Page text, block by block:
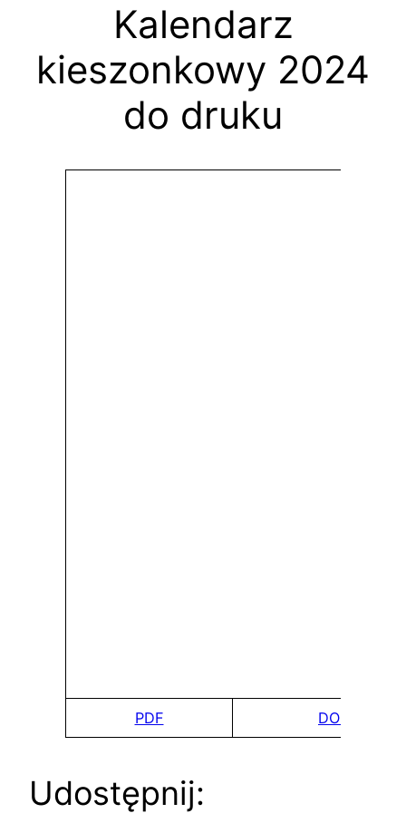
Kalendarz
kieszonkowy 2024
do druku
PDF DOCx
Udostępnij: